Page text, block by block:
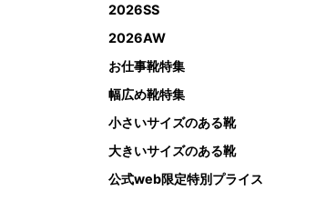
2026SS
2026AW
お仕事靴特集
幅広め靴特集
小さいサイズのある靴
大きいサイズのある靴
公式web限定特別プライス